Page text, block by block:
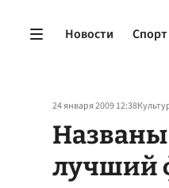
Новости Спорт
24 января 2009 12:38
Названы
лучший